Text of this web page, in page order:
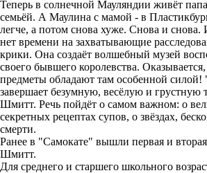
Теперь в солнечной Мауляндии живёт
семьёй. А Маулина с мамой - в
легче, а потом снова хуже. Снова и
нет времени на захватывающие
крики. Она создаёт волшебный музей
своего бывшего королевства.
предметы обладают там особенной
завершает безумную, весёлую и
Шмитт. Речь пойдёт о самом важном: о
секретных рецептах супов, о звёздах,
смерти.
Ранее в "Самокате" вышли первая и
Шмитт.
Для среднего и старшего школьного